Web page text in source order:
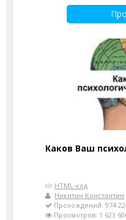
Каков Ваш
HTML-код
Никитин Константин
Прохождений: 974
Просмотров: 1 623